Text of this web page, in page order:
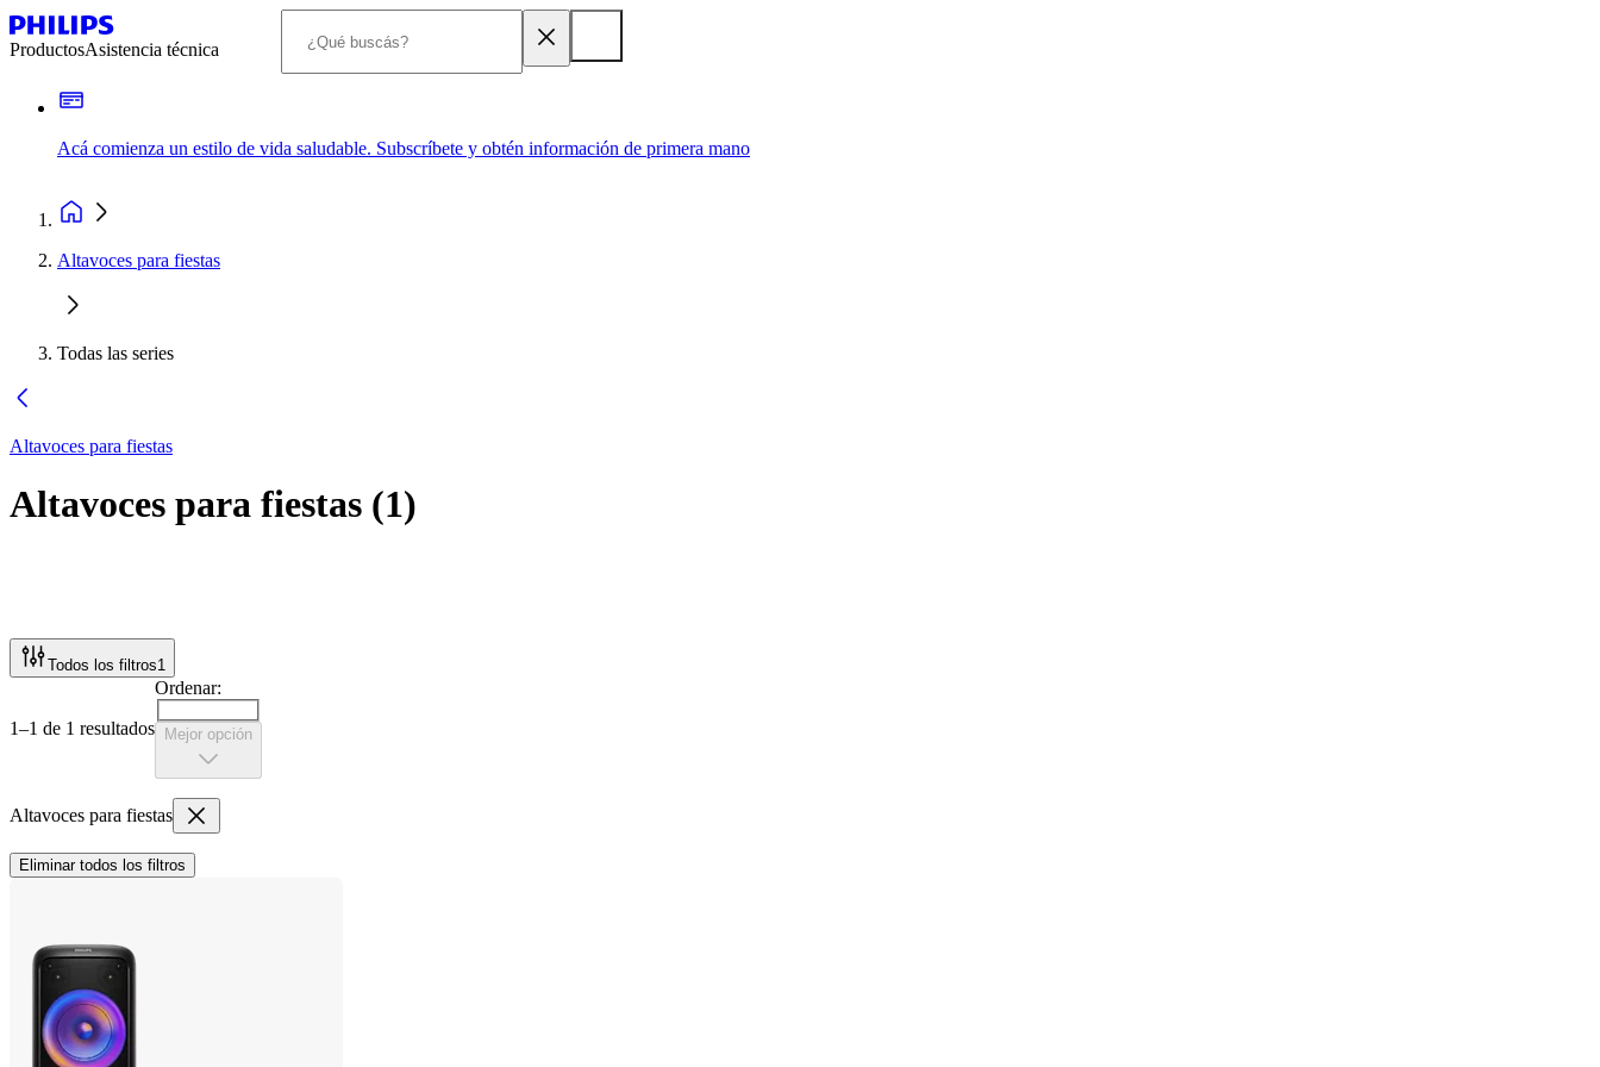
ProductosAsistencia técnica
Acá comienza un estilo de vida saludable. Subscríbete y obtén información de primera mano
Altavoces para fiestas
Todas las series
Altavoces para fiestas
Altavoces para fiestas (1)
Todos los filtros1
1–1 de 1 resultados
Ordenar:
Mejor opción
Altavoces para fiestas
Eliminar todos los filtros